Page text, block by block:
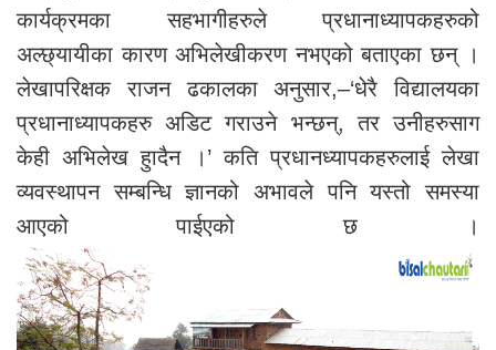
कार्यक्रमका सहभागीहरुले प्रधानाध्यापकहरुको
अल्छ्यायीका कारण अभिलेखीकरण नभएको बताएका छन् ।
लेखापरिक्षक राजन ढकालका अनुसार,–‘धेरै विद्यालयका
प्रधानाध्यापकहरु अडिट गराउने भन्छन्, तर उनीहरुसाग
केही अभिलेख हुादैन ।’ कति प्रधानध्यापकहरुलाई लेखा
व्यवस्थापन सम्बन्धि ज्ञानको अभावले पनि यस्तो समस्या
आएको पाईएको छ ।